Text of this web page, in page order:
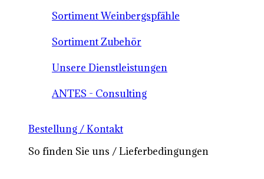
Sortiment Weinbergspfähle
Sortiment Zubehör
Unsere Dienstleistungen
ANTES - Consulting
Bestellung / Kontakt
So finden Sie uns / Lieferbedingungen